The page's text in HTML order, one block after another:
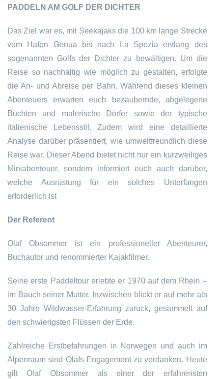
PADDELN AM GOLF DER DICHTER
Das Ziel war es, mit Seekajaks die 100 km lange Strecke
vom Hafen Genua bis nach La Spezia entlang des
sogenannten Golfs der Dichter zu bewältigen. Um die
Reise so nachhaltig wie möglich zu gestalten, erfolgte
die An- und Abreise per Bahn. Während dieses kleinen
Abenteuers erwarten euch bezaubernde, abgelegene
Buchten und malerische Dörfer sowie der typische
italienische Lebensstil. Zudem wird eine detaillierte
Analyse darüber präsentiert, wie umweltfreundlich diese
Reise war. Dieser Abend bietet nicht nur ein kurzweiliges
Miniabenteuer, sondern informiert euch auch darüber,
welche Ausrüstung für ein solches Unterfangen
erforderlich ist
Der Referent
Olaf Obsommer ist ein professioneller Abenteurer,
Buchautor und renommierter Kajakfilmer.
Seine erste Paddeltour erlebte er 1970 auf dem Rhein –
im Bauch seiner Mutter. Inzwischen blickt er auf mehr als
30 Jahre Wildwasser-Erfahrung zurück, gesammelt auf
den schwierigsten Flüssen der Erde.
Zahlreiche Erstbefahrungen in Norwegen und auch im
Alpenraum sind Olafs Engagement zu verdanken. Heute
gilt Olaf Obsommer als einer der erfahrensten